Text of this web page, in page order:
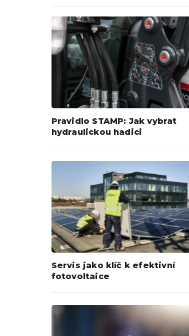
Pravidlo STAMP: Jak vybrat
hydraulickou hadici
Servis jako klíč k efektivní
fotovoltaice